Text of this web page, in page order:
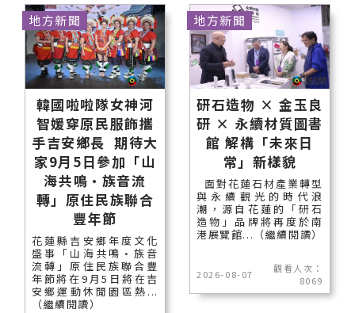
韓國啦啦隊女神河
智媛穿原民服飾攜
手吉安鄉長 期待大
家9月5日參加「山
海共鳴•族音流
轉」原住民族聯合
豐年節
花蓮縣吉安鄉年度文化
盛事「山海共鳴•族音
流轉」原住民族聯合豐
年節將在9月5日將在吉
安鄉運動休閒園區熱...
（繼續閱讀）
地方新聞
研石造物 × 金玉良
研 × 永續材質圖書
館 解構「未來日
常」新樣貌
面對花蓮石材產業轉型
與永續觀光的時代浪
潮，源自花蓮的「研石
造物」品牌將再度於南
港展覽館...（繼續閱讀）
2026-08-07
觀看人次：
8069
地方新聞